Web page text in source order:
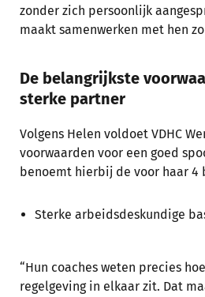
zonder zich persoonlijk
maakt samenwerken met hen
De belangrijkste
sterke partner
Volgens Helen voldoet VDHC
voorwaarden voor een goed
benoemt hierbij de voor haar 4
Sterke arbeidsdeskundige
“Hun coaches weten precies
regelgeving in elkaar zit. Dat